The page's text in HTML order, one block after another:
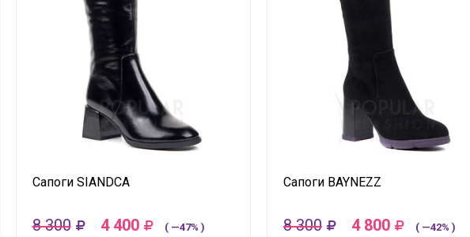
Сапоги SIANDCA
8 300 4 400 ( —47% )
Сапоги BAYNEZZ
8 300 4 800 ( —42% )